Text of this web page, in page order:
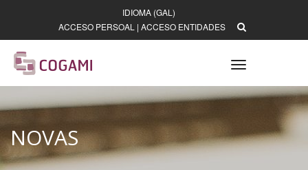
IDIOMA (GAL)
ACCESO PERSOAL | ACCESO ENTIDADES
Toggle
navigation
NOVAS